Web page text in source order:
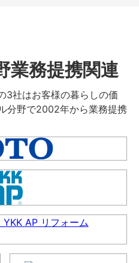
業務提携関連
3社はお客様の暮らしの価
分野で2002年から業務提携